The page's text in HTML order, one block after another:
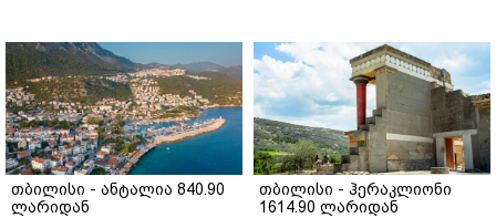
თბილისი - ანტალია 840.90
ლარიდან
თბილისი - ჰერაკლიონი
1614.90 ლარიდან